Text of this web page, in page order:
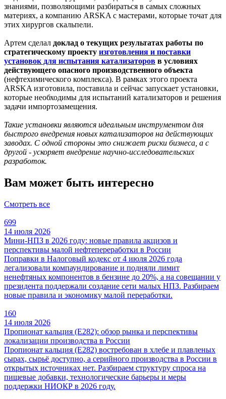
знаниями, позволяющими разбираться в самых сложных
материях, а компанию ARSKA с мастерами, которые точат для
этих хирургов скальпели.
Артем сделал доклад о текущих результатах работы по
стратегическому проекту изготовления и поставки
установок для испытания катализаторов в условиях
действующего опасного производственного объекта
(нефтехимического комплекса). В рамках этого проекта
ARSKA изготовила, поставила и сейчас запускает установки,
которые необходимы для испытаний катализаторов и решения
задачи импортозамещения.
Такие установки являются идеальным инструментом для
быстрого внедрения новых катализаторов на действующих
заводах. С одной стороны это снижает риски бизнеса, а с
другой - ускоряет внедрение научно-исследовательских
разработок.
Вам может быть интересно
Смотреть все
699
14 июля 2026
Мини-НПЗ в 2026 году: новые правила акцизов и
перспективы малой нефтепереработки в России
Поправки в Налоговый кодекс от 4 июля 2026 года
легализовали компаундирование и подняли лимит
ненефтяных компонентов в бензине до 20%, а на совещании у
президента поддержали создание сети малых НПЗ. Разбираем
новые правила и экономику малой переработки.
160
14 июля 2026
Пропионат кальция (E282): обзор рынка и перспективы
локализации производства в России
Пропионат кальция (E282) востребован в хлебе и плавленых
сырах, сырьё доступно, а серийного производства в России в
открытых источниках нет. Разбираем структуру спроса на
пищевые добавки, технологические барьеры и меры
поддержки НИОКР в 2026 году.